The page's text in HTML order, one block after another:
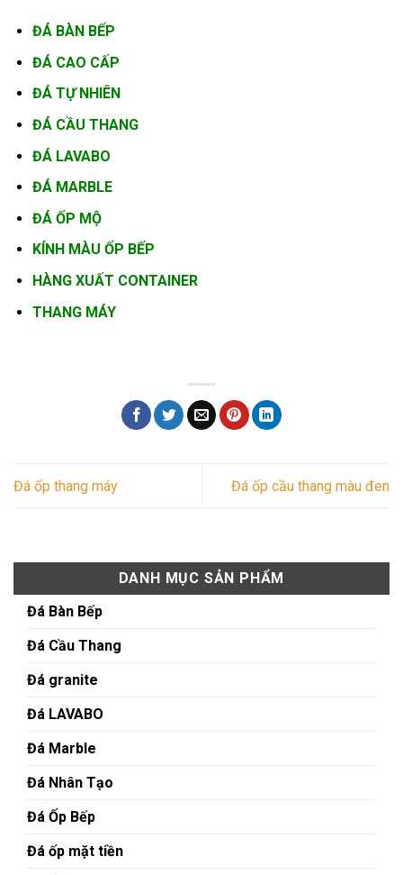
ĐÁ BÀN BẾP
ĐÁ CAO CẤP
ĐÁ TỰ NHIÊN
ĐÁ CẦU THANG
ĐÁ LAVABO
ĐÁ MARBLE
ĐÁ ỐP MỘ
KÍNH MÀU ỐP BẾP
HÀNG XUẤT CONTAINER
THANG MÁY
Đá ốp thang máy Đá ốp cầu thang màu đen
DANH MỤC SẢN PHẨM
Đá Bàn Bếp
Đá Cầu Thang
Đá granite
Đá LAVABO
Đá Marble
Đá Nhân Tạo
Đá Ốp Bếp
Đá ốp mặt tiền